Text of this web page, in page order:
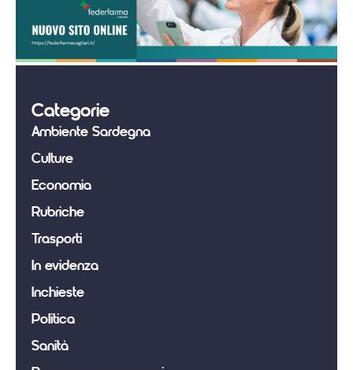
Categorie
Ambiente Sardegna
Culture
Economia
Rubriche
Trasporti
In evidenza
Inchieste
Politica
Sanità